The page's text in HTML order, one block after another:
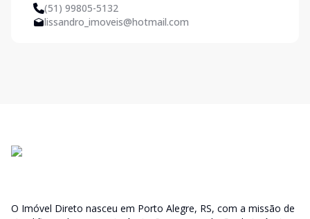
(51) 99805-5132
lissandro_imoveis@hotmail.com
O Imóvel Direto nasceu em Porto Alegre, RS, com a missão de